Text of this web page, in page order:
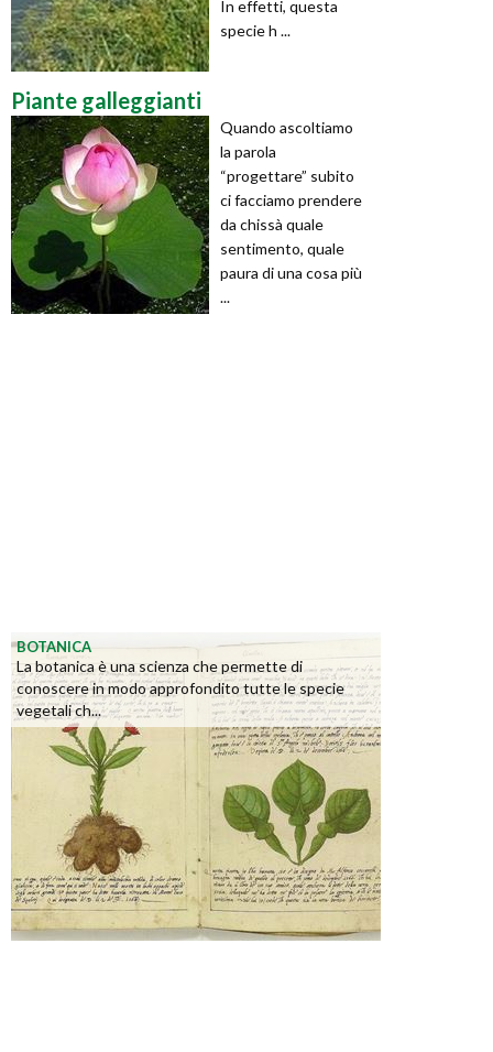
In effetti, questa
specie h ...
Piante galleggianti
Quando ascoltiamo
la parola
“progettare” subito
ci facciamo prendere
da chissà quale
sentimento, quale
paura di una cosa più
...
BOTANICA
La botanica è una scienza che permette di
conoscere in modo approfondito tutte le specie
vegetali ch...